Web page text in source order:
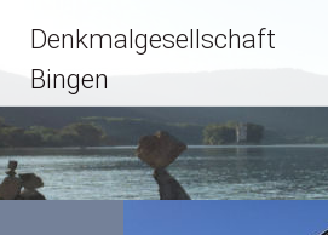
Inhalt
springen
Denkmalgesellschaft
Bingen